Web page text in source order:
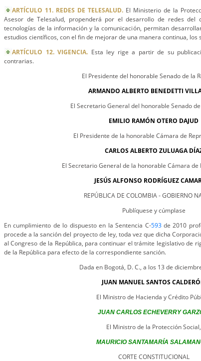
ARTÍCULO 11. REDES DE TELESALUD. El Ministerio de la
Asesor de Telesalud, propenderá por el desarrollo de redes del
tecnologías de la información y la comunicación, permitan
estudios científicos, con el fin de mejorar de una manera continua, los
ARTÍCULO 12. VIGENCIA. Esta ley rige a partir de su
contrarias.
El Presidente del honorable Senado de la
ARMANDO ALBERTO BENEDETTI
El Secretario General del honorable Senado
EMILIO RAMÓN OTERO DAJUD
El Presidente de la honorable Cámara de
CARLOS ALBERTO ZULUAGA
El Secretario General de la honorable Cámara de
JESÚS ALFONSO RODRÍGUEZ
REPÚBLICA DE COLOMBIA - GOBIERNO
Publíquese y cúmplase
En cumplimiento de lo dispuesto en la Sentencia C-593de 2010
procede a la sanción del proyecto de ley, toda vez que dicha
al Congreso de la República, para continuar el trámite legislativo de
de la República para efecto de la correspondiente sanción.
Dada en Bogotá, D. C., a los 13 de
JUAN MANUEL SANTOS
El Ministro de Hacienda y Crédito
JUAN CARLOS ECHEVERRY
El Ministro de la Protección Social,
MAURICIO SANTAMARÍA
CORTE CONSTITUCIONAL